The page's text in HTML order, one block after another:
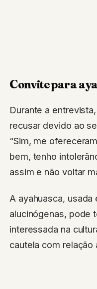
Convite para
Durante a
recusar devido ao
“Sim, me
bem, tenho
assim e não voltar
A ayahuasca,
alucinógenas, pode
interessada na
cautela com